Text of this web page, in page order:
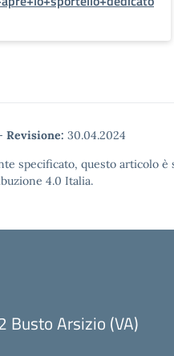
Revisione: 30.04.2024
specificato, questo articolo
4.0 Italia.
Busto Arsizio (VA)